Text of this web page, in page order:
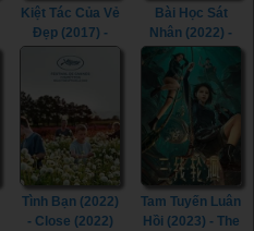
Kiệt Tác Của Vẻ
Đẹp (2017) -
Picture of
Bài Học Sát
Nhân (2022) -
Lesson in
Murder (2022)
Tình Bạn (2022)
- Close (2022)
Tam Tuyến Luân
Hồi (2023) - The